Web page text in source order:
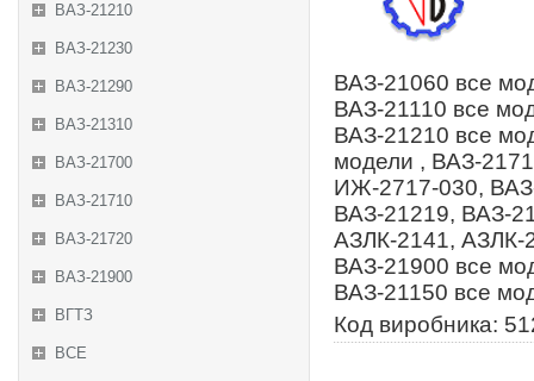
ВАЗ-21210
ВАЗ-21230
ВАЗ-21290
ВАЗ-21310
ВАЗ-21700
ВАЗ-21710
ВАЗ-21720
ВАЗ-21900
ВГТЗ
ВСЕ
ВАЗ-21060 все
ВАЗ-21110 все
ВАЗ-21210 все
модели , ВАЗ-
ИЖ-2717-030,
ВАЗ-21219, ВАЗ-
АЗЛК-2141, АЗЛК-
ВАЗ-21900 все
ВАЗ-21150 все
Код виробника: